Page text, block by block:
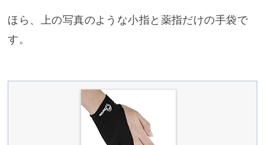
ほら、上の写真のような小指と薬指だけの手袋で
す。